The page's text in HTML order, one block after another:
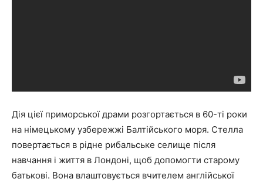
Дія цієї приморської драми розгортається в 60-ті роки
на німецькому узбережжі Балтійського моря. Стелла
повертається в рідне рибальське селище після
навчання і життя в Лондоні, щоб допомогти старому
батькові. Вона влаштовується вчителем англійської